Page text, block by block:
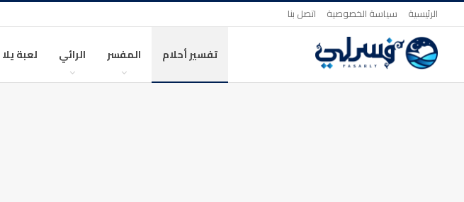
الرئيسية سياسة الخصوصية اتصل بنا
تفسير أحلام المفسر الرائي لعبة